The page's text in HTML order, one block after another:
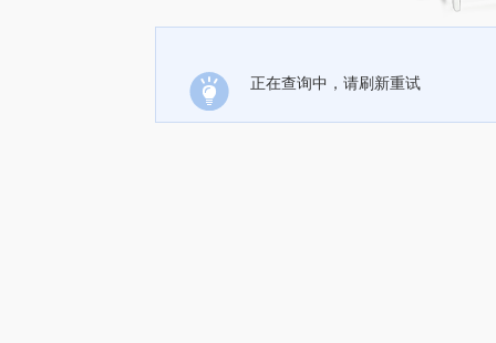
正在查询中，请刷新重试